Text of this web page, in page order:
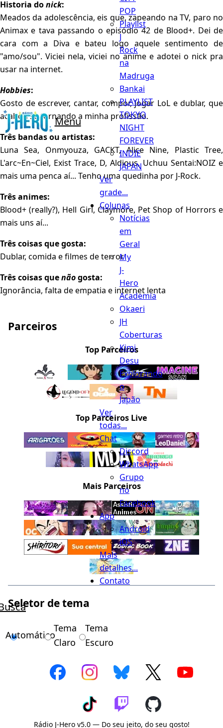
Menu
POP
Playlist
J
Rock
na
Madruga
Bankai
PLAYLIST
TOKYO
NIGHT
FOREVER
INDIE
JAPAN
Ver
grade...
Colunas
Notícias
em
Geral
My
J-
Hero
Academia
Okaeri
JH
Coberturas
Kimi
Desu
Explorando
o
Japão
Ver
todas...
Chat
Discord
WhatsApp
Grupo
no
Facebook
App
Android
iOS
Mais
detalhes...
Contato
Historia donick:
Meados da adolescência, eis que, zapeando na TV, paro no
Animax e tava passando o episódio 42 de Blood+. Dei de
cara com a Diva e bateu logo aquele sentimento de
"amo/sou". Viciei nela, viciei no anime e adotei o nick pra
usar na internet.
Hobbies:
Gosto de escrever, cantar, compor, jogar LoL e dublar, que
acabou se tornando a minha profissão.
Três bandas ou artistas:
Luna Sea, Onmyouza, GACKT, Alice Nine, Plastic Tree,
L'arc~En~Ciel, Exist Trace, D, Aldious, Uchuu Sentai:NOIZ e
mais uma penca aí... Tenho uma quedinha por J-Rock.
Três animes:
Blood+ (really?), Hell Girl, Claymore, Pet Shop of Horrors e
mais uns aí...
Três coisas que gosta:
Dublar, comida e filmes de terror
Três coisas quenãogosta:
Ignorância, falta de empatia e internet lenta
Parceiros
Top Parceiros
Top Parceiros Live
Mais Parceiros
Seletor de tema
Automático
Tema
Claro
Tema
Escuro
Rádio J-Hero v5.0 — Do seu jeito, do seu gosto!